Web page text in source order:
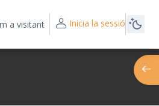
a visitant Inicia la sessió